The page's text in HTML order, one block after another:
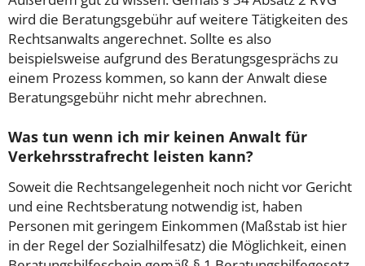
wird die Beratungsgebühr auf weitere Tätigkeiten des
Rechtsanwalts angerechnet. Sollte es also
beispielsweise aufgrund des Beratungsgesprächs zu
einem Prozess kommen, so kann der Anwalt diese
Beratungsgebühr nicht mehr abrechnen.
Was tun wenn ich mir keinen Anwalt für
Verkehrsstrafrecht leisten kann?
Soweit die Rechtsangelegenheit noch nicht vor Gericht
und eine Rechtsberatung notwendig ist, haben
Personen mit geringem Einkommen (Maßstab ist hier
in der Regel der Sozialhilfesatz) die Möglichkeit, einen